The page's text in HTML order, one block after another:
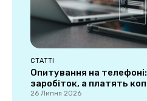
СТАТТІ
Опитування на
заробіток, а платять
26 Липня 2026